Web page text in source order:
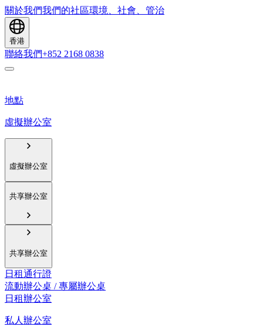
關於我們我們的社區環境、社會、管治
香港
聯絡我們+852 2168 0838
地點
虛擬辦公室
虛擬辦公室
共享辦公室
共享辦公室
日租通行證
流動辦公桌 / 專屬辦公桌
日租辦公室
私人辦公室